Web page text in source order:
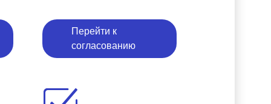
Перейти к
согласованию